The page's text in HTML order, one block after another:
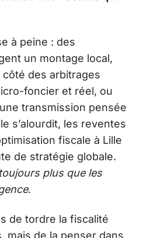
à peine : des
un montage local,
côté des arbitrages
foncier et réel, ou
transmission pensée
s’alourdit, les reventes
fiscale à Lille
de stratégie globale.
plus que les
.
de tordre la fiscalité
mais de la penser dans